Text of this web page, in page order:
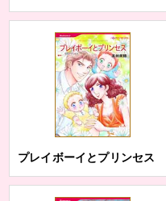
プレイボーイとプリンセス